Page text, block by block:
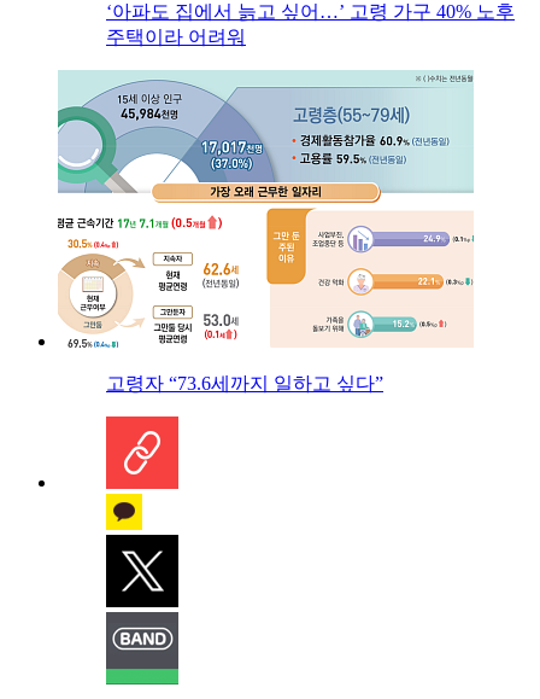
‘아파도 집에서 늙고 싶어…’ 고령 가구 40% 노후
주택이라 어려워
고령자 “73.6세까지 일하고 싶다”